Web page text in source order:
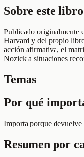
Sobre este libro
Publicado originalmente
Harvard y del propio
acción afirmativa, el
Nozick a situaciones
Temas
Por qué
Importa porque devuelve
Resumen por